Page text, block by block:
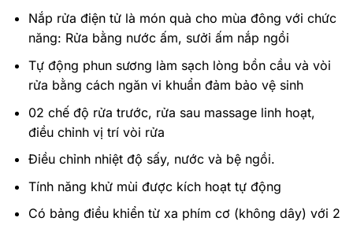
Nắp rửa điện tử là món quà cho mùa đông với chức
năng: Rửa bằng nước ấm, sưởi ấm nắp ngồi
Tự động phun sương làm sạch lòng bồn cầu và vòi
rửa bằng cách ngăn vi khuẩn đảm bảo vệ sinh
02 chế độ rửa trước, rửa sau massage linh hoạt,
điều chỉnh vị trí vòi rửa
Điều chỉnh nhiệt độ sấy, nước và bệ ngồi.
Tính năng khử mùi được kích hoạt tự động
Có bảng điều khiển từ xa phím cơ (không dây) với 2